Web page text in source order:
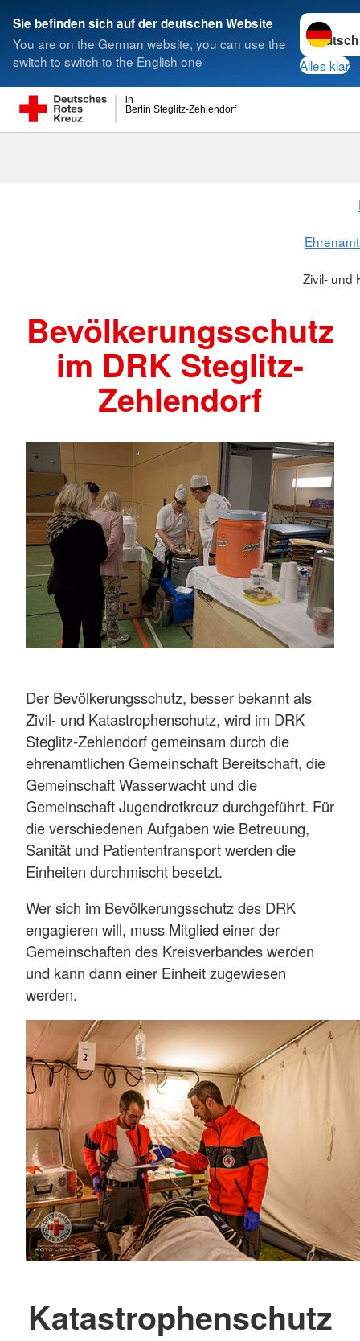
Sie befinden sich auf der deutschen Website
You are on the German website, you can use the
switch to switch to the English one
Sprache
Alles klar
Berlin Steglitz-Zehlendorf
in
Suche
Zivil- und
Bevölkerungsschutz
im DRK Steglitz-
Zehlendorf
Der Bevölkerungsschutz, besser bekannt als
Zivil- und Katastrophenschutz, wird im DRK
Steglitz-Zehlendorf gemeinsam durch die
ehrenamtlichen Gemeinschaft Bereitschaft, die
Gemeinschaft Wasserwacht und die
Gemeinschaft Jugendrotkreuz durchgeführt. Für
die verschiedenen Aufgaben wie Betreuung,
Sanität und Patiententransport werden die
Einheiten durchmischt besetzt.
Wer sich im Bevölkerungsschutz des DRK
engagieren will, muss Mitglied einer der
Gemeinschaften des Kreisverbandes werden
und kann dann einer Einheit zugewiesen
werden.
Katastrophenschutz